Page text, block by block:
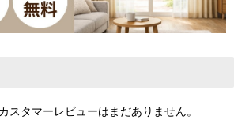
スタマーレビューはまだありません。